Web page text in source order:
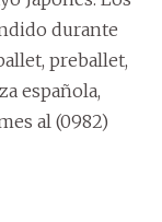
durante
preballet,
española,
al (0982)